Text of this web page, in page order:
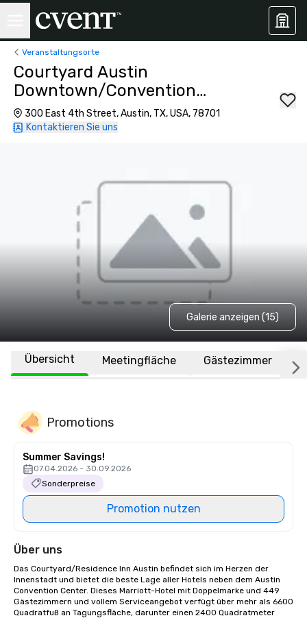
Veranstaltungsorte
Courtyard Austin
Downtown/Convention
Center
300 East 4th Street, Austin, TX, USA, 78701
Kontaktieren Sie uns
Galerie anzeigen (15)
Übersicht Meetingfläche Gästezimmer
Promotions
Summer Savings!
07.04.2026 - 30.09.2026
Sonderpreise
Promotion nutzen
Über uns
Das Courtyard/Residence Inn Austin befindet sich im Herzen der
Innenstadt und bietet die beste Lage aller Hotels neben dem Austin
Convention Center. Dieses Marriott-Hotel mit Doppelmarke und 449
Gästezimmern und vollem Serviceangebot verfügt über mehr als 6600
Quadratfuß an Tagungsfläche, darunter einen 2400 Quadratmeter